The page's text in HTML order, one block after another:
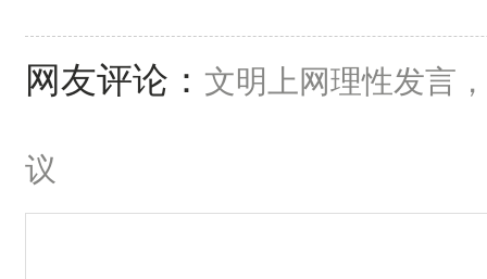
网友评论： 文明上网理性发言
议